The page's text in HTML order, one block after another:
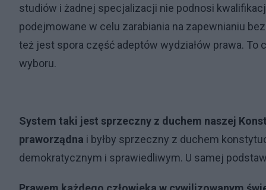
studiów i żadnej specjalizacji nie podnosi
podejmowane w celu zarabiania na zapewnianiu
też jest spora część adeptów wydziałów prawa.
wyboru.
System taki jest sprzeczny z duchem naszej
praworządna i byłby sprzeczny z duchem
demokratycznym i sprawiedliwym. U samej